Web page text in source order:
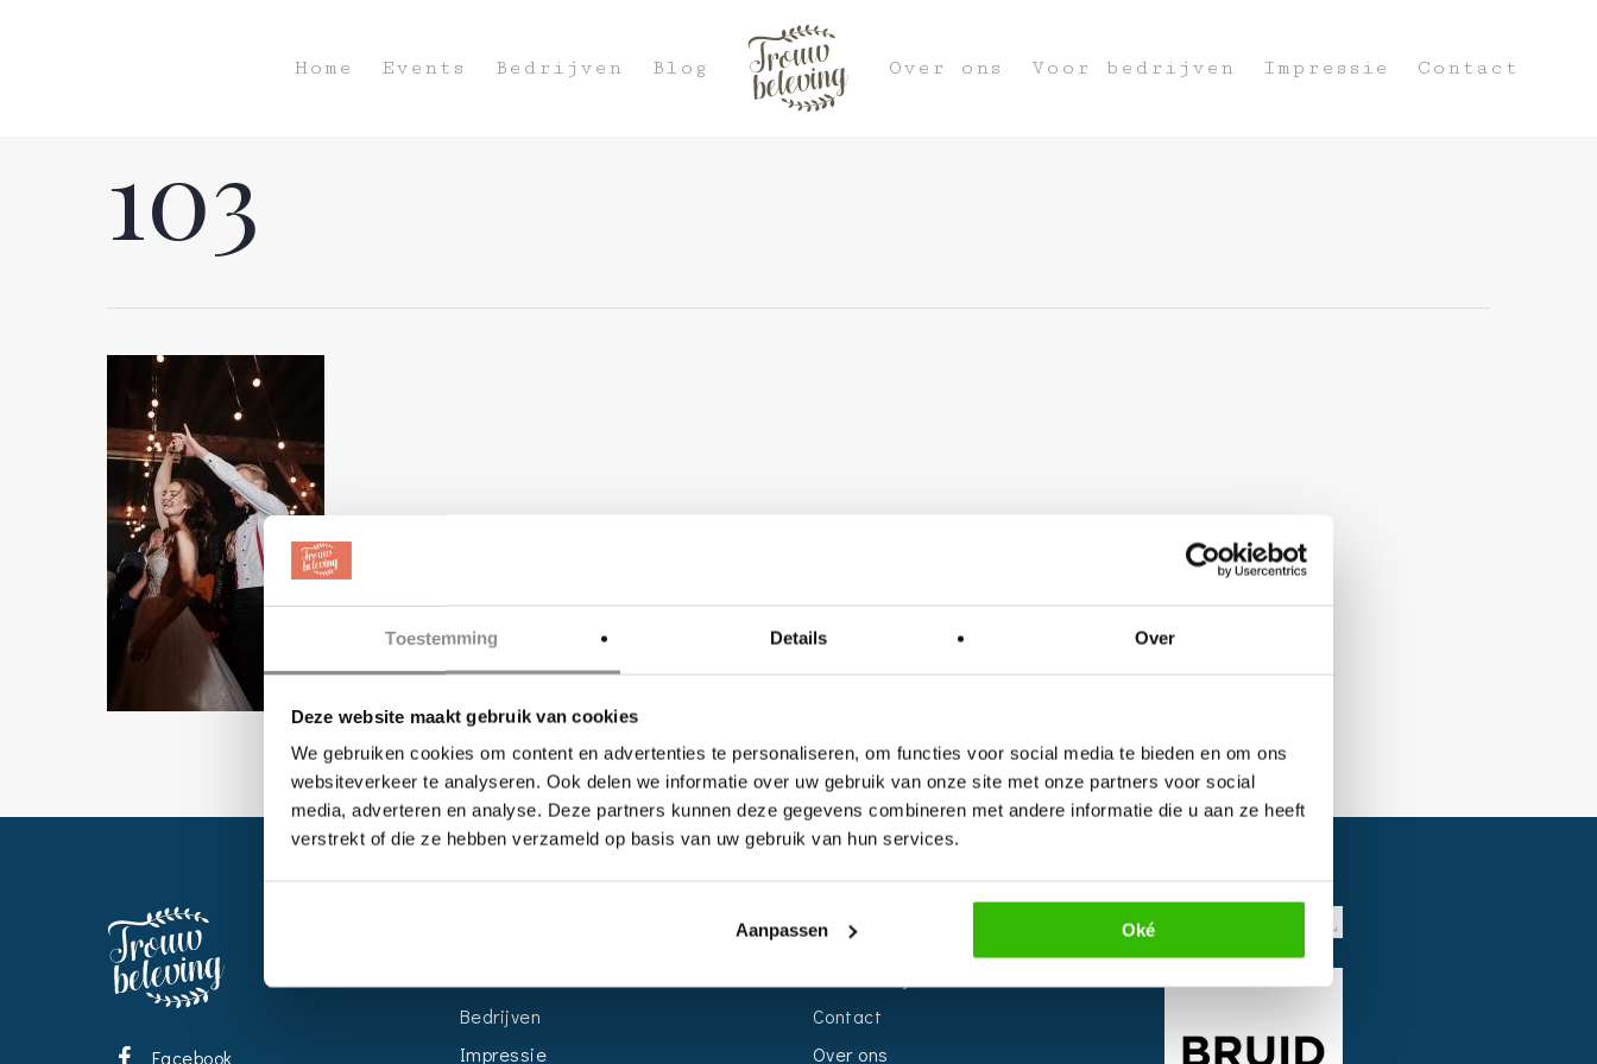
Toestemming Details Over
Deze website maakt gebruik van cookies
We gebruiken cookies om content en advertenties te personaliseren, om functies voor social media te bieden en om ons
websiteverkeer te analyseren. Ook delen we informatie over uw gebruik van onze site met onze partners voor social
media, adverteren en analyse. Deze partners kunnen deze gegevens combineren met andere informatie die u aan ze heeft
verstrekt of die ze hebben verzameld op basis van uw gebruik van hun services.
Aanpassen Oké
Hit enter to search or ESC to close
Home Events Bedrijven Blog Over ons Voor bedrijven Impressie Contact
103
Facebook
Bedrijven
Impressie
INFORMATIE
Contact
Over ons